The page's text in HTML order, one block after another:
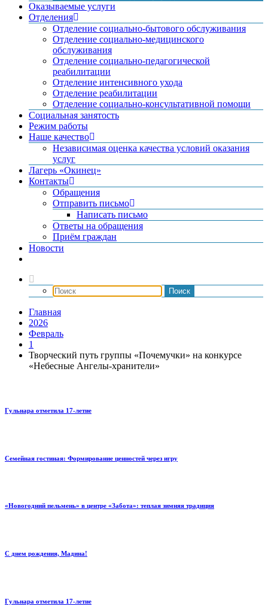
Оказываемые услуги
Отделения
Отделение социально-бытового обслуживания
Отделение социально-медицинского
обслуживания
Отделение социально-педагогической
реабилитации
Отделение интенсивного ухода
Отделение реабилитации
Отделение социально-консультативной помощи
Социальная занятость
Режим работы
Наше качество
Независимая оценка качества условий оказания
услуг
Лагерь «Окинец»
Контакты
Обращения
Отправить письмо
Написать письмо
Ответы на обращения
Приём граждан
Новости
Главная
2026
Февраль
1
Творческий путь группы «Почемучки» на конкурсе
«Небесные Ангелы-хранители»
Гульнара отметила 17‑летие
Семейная гостиная: Формирование ценностей через игру
«Новогодний пельмень» в центре «Забота»: теплая зимняя традиция
С днем рождения, Мадина!
Гульнара отметила 17‑летие